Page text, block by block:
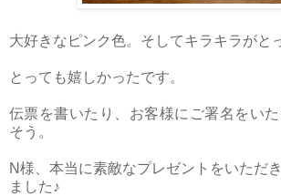
大好きなピンク色。そしてキラキラがと
とっても嬉しかったです。
伝票を書いたり、お客様にご署名をい
そう。
N様、本当に素敵なプレゼントをいただ
ました♪